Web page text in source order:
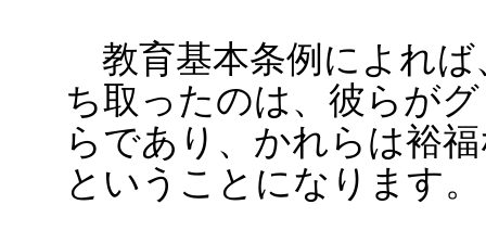
教育基本条例によれば
ち取ったのは、彼らが
らであり、かれらは裕
ということになります。